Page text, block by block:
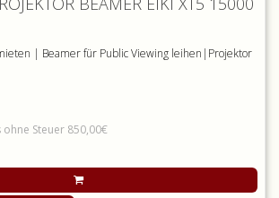
| Beamer für Public Viewing leihen|Projektor
ohne Steuer 850,00€